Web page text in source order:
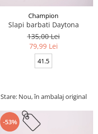
Champion
Slapi barbati Daytona
135,00 Lei
79,99 Lei
41.5
Stare: Nou, în ambalaj original
-53%